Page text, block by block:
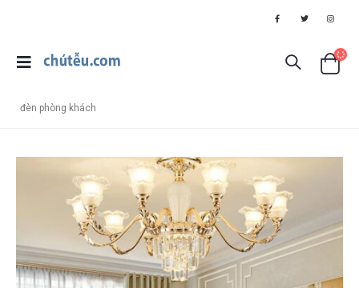
đèn phòng khách